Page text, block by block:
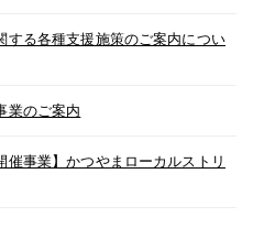
する各種支援施策のご案内につい
業のご案内
催事業】かつやまローカルストリ